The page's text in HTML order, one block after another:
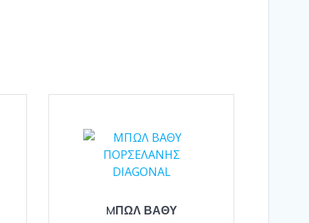
MΠΩΛ ΒΑΘΥ